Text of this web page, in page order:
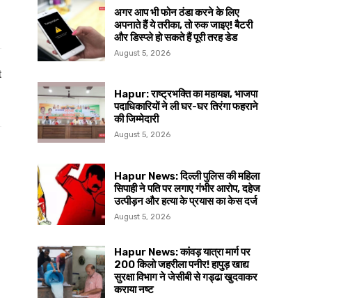
अगर आप भी फोन ठंडा करने के लिए
अपनाते हैं ये तरीका, तो रुक जाइए! बैटरी
और डिस्प्ले हो सकते हैं पूरी तरह डेड
August 5, 2026
Hapur: राष्ट्रभक्ति का महायज्ञ, भाजपा
पदाधिकारियों ने ली घर-घर तिरंगा फहराने
की जिम्मेदारी
August 5, 2026
Hapur News: दिल्ली पुलिस की महिला
सिपाही ने पति पर लगाए गंभीर आरोप, दहेज
उत्पीड़न और हत्या के प्रयास का केस दर्ज
August 5, 2026
Hapur News: कांवड़ यात्रा मार्ग पर
200 किलो जहरीला पनीर! हापुड़ खाद्य
सुरक्षा विभाग ने जेसीबी से गड्ढा खुदवाकर
कराया नष्ट